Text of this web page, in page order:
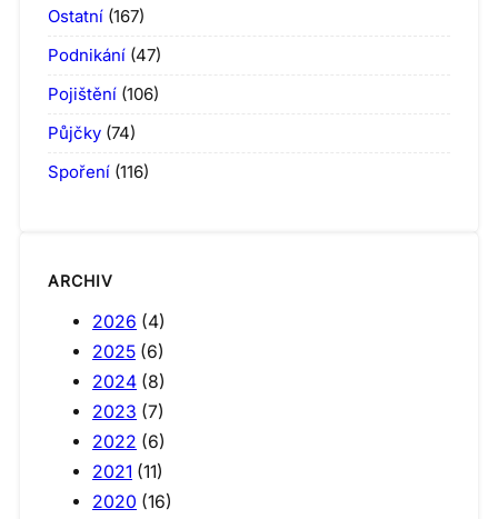
Ostatní (167)
Podnikání (47)
Pojištění (106)
Půjčky (74)
Spoření (116)
ARCHIV
2026 (4)
2025 (6)
2024 (8)
2023 (7)
2022 (6)
2021 (11)
2020 (16)